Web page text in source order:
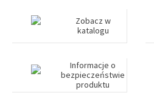
Zobacz w
katalogu
Informacje o
bezpieczeństwie
produktu